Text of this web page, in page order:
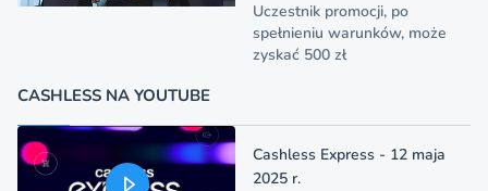
Uczestnik promocji, po
spełnieniu warunków, może
zyskać 500 zł
CASHLESS NA YOUTUBE
Cashless Express - 12 maja
2025 r.